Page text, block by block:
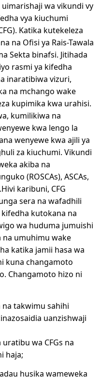
wa vikundi vy
vya kiuchumi
Katika kutekeleza
na Ofisi ya Rais-Tawala
Sekta binafsi. Jitihada
rasmi ya kifedha
inaratibiwa vizuri,
na mchango wake
kupimika kwa urahisi.
kumilikiwa na
kwa lengo la
wenyewe kwa ajili ya
za kiuchumi. Vikundi
akiba na
(ROSCAs), ASCAs,
karibuni, CFG
sera na wafadhili
kutokana na
wa huduma jumuishi
na umuhimu wake
katika jamii hasa wa
kuna changamoto
Changamoto hizo ni
takwimu sahihi
uanzishwaji
wa CFGs na
haja;
husika wameweka